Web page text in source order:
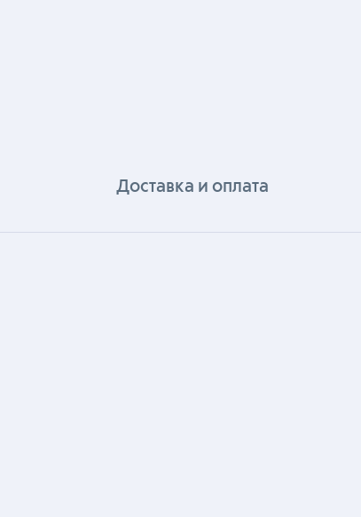
Доставка и оплата